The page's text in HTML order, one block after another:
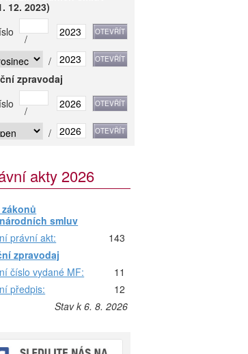
12. 2023)
/
/
zpravodaj
/
/
akty 2026
smluv
právní akt:
143
zpravodaj
číslo vydané MF:
11
předpis:
12
Stav k 6. 8. 2026